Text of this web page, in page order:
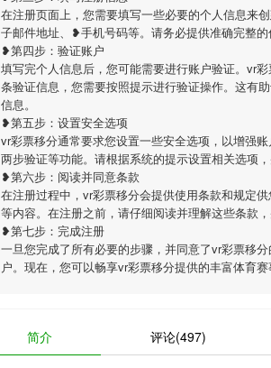
在注册页面上，您需要填写一些必要的个人信息来
子邮件地址、❥手机号码等。请务必提供准确完整的
❥第四步：验证账户
填写完个人信息后，您可能需要进行账户验证。vr
条验证信息，您需要按照提示进行验证操作。这有
信息。
❥第五步：设置安全选项
vr彩票移分通常要求您设置一些安全选项，以增强
两步验证等功能。请根据系统的提示设置相关选项
❥第六步：阅读并同意条款
在注册过程中，vr彩票移分会提供使用条款和规定
等内容。在注册之前，请仔细阅读并理解这些条款，
❥第七步：完成注册
一旦您完成了所有必要的步骤，并同意了vr彩票移
户。现在，您可以畅享vr彩票移分提供的丰富体育
简介 评论(497)